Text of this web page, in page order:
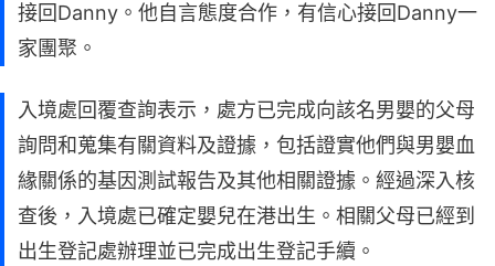
接回Danny。他自言態度合作，有信心接回Danny一
家團聚。
入境處回覆查詢表示，處方已完成向該名男嬰的父母
詢問和蒐集有關資料及證據，包括證實他們與男嬰血
緣關係的基因測試報告及其他相關證據。經過深入核
查後，入境處已確定嬰兒在港出生。相關父母已經到
出生登記處辦理並已完成出生登記手續。